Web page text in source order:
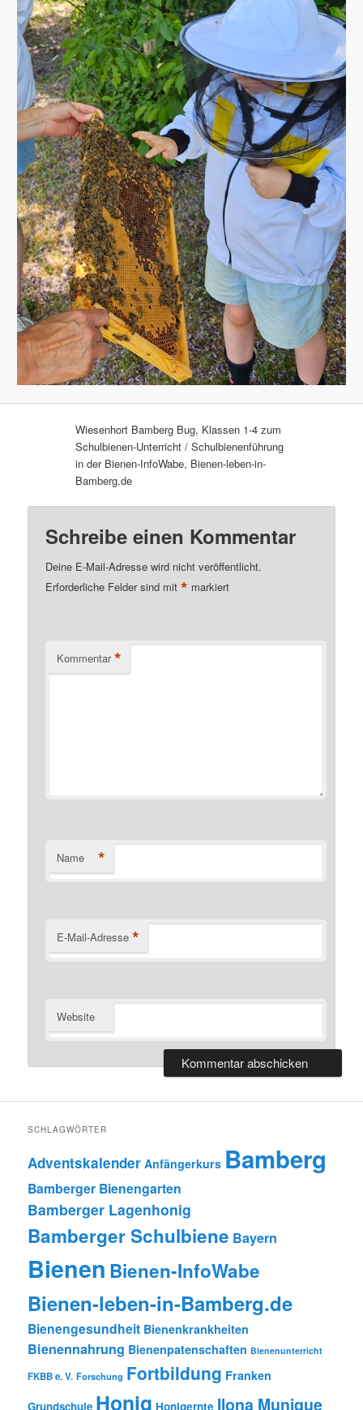
Wiesenhort Bamberg Bug, Klassen 1-4 zum
Schulbienen-Unterricht / Schulbienenführung
in der Bienen-InfoWabe, Bienen-leben-in-
Bamberg.de
Schreibe einen Kommentar
Deine E-Mail-Adresse wird nicht veröffentlicht.
Erforderliche Felder sind mit* markiert
Kommentar *
Name *
E-Mail-Adresse *
Website
SCHLAGWÖRTER
Adventskalender Anfängerkurs Bamberg
Bamberger Bienengarten
Bamberger Lagenhonig
Bamberger Schulbiene Bayern
Bienen Bienen-InfoWabe
Bienen-leben-in-Bamberg.de
Bienengesundheit Bienenkrankheiten
Bienennahrung Bienenpatenschaften Bienenunterricht
FKBB e. V. Forschung Fortbildung Franken
Grundschule Honig Honigernte Ilona Munique